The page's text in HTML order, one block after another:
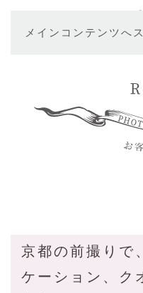
メインコンテンツへ
京都の前撮りで
ケーション、ク